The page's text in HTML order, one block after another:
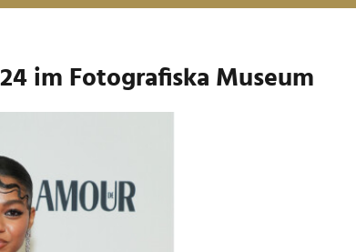
im Fotografiska Museum